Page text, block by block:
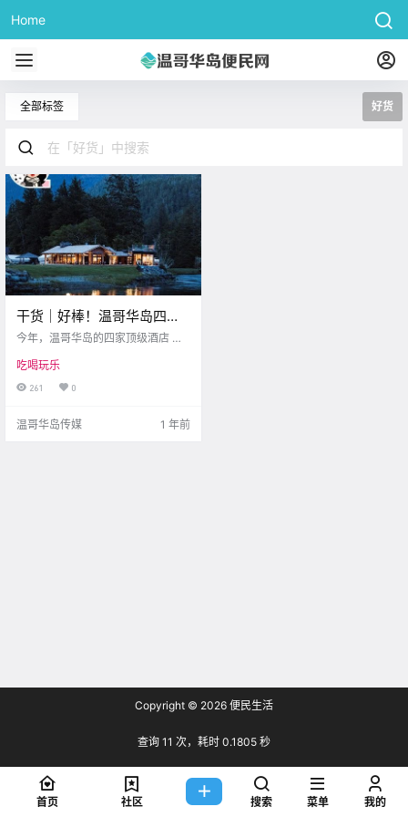
Home
全部标签 好货
干货｜好棒！温哥华岛四家
酒店获米其林认证，其中一
今年，温哥华岛的四家顶级酒店 成
最最亮眼的就是 Clayoquot Wildern
ess Lodge 它拿下了三把米其林钥
一！ .
吃喝玩乐
261 0
温哥华岛传媒 1 年前
Copyright © 2026 便民生活
查询 11 次，耗时 0.1805 秒
首页 社区 搜索 菜单 我的